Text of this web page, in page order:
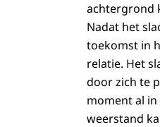
achtergrond
Nadat het
toekomst in
relatie. Het
door zich te
moment al
weerstand